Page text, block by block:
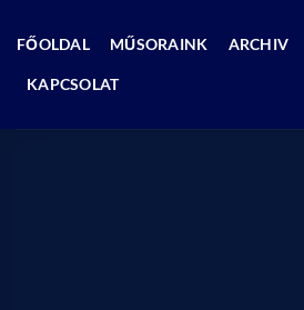
FŐOLDAL MŰSORAINK ARCHIV
KAPCSOLAT